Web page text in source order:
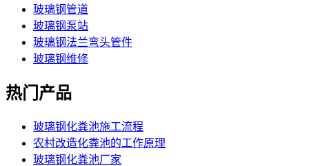
玻璃钢管道
玻璃钢泵站
玻璃钢法兰弯头管件
玻璃钢维修
热门产品
玻璃钢化粪池施工流程
农村改造化粪池的工作原理
玻璃钢化粪池厂家